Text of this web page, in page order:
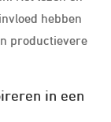
hebben
productievere
in een